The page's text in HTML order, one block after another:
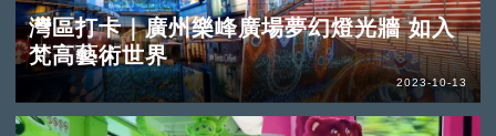
灣區打卡｜廣州樂峰廣場夢幻燈光牆 如入
梵高藝術世界
2023-10-13